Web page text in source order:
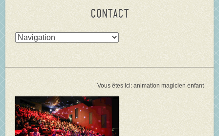
Contact
Vous êtes ici: animation magicien enfant